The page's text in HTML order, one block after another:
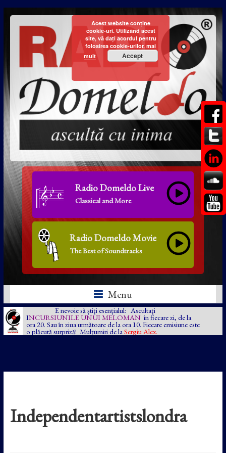
Radio Domeldo Live
Classical and More
Radio Domeldo Movie
The Best of Soundtracks
Menu
E nevoie să știți esențialul: Ascultați
INCURSIUNILE UNUI MELOMAN în fiecare zi, de la
ora 20. Sau în ziua următoare de la ora 10. Fiecare emisiune este
o plăcută surpriză! Mulțumiri de la Sergiu Alex.
Independentartistslondra
Acest website conține
cookie-uri. Utilizând acest
site, vă dați acordul pentru
folosirea cookie-urilor. mai
mult
Accept